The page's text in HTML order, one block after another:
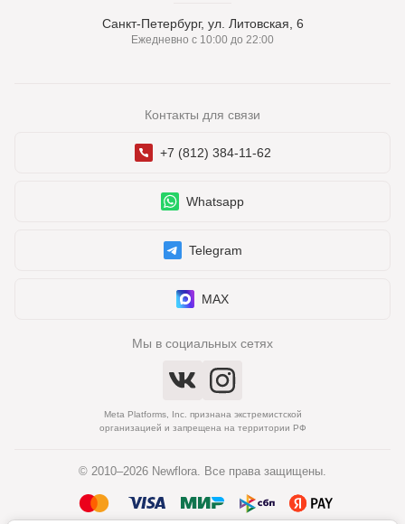
Санкт-Петербург, ул. Литовская, 6
Ежедневно с 10:00 до 22:00
Контакты для связи
+7 (812) 384-11-62
Whatsapp
Telegram
MAX
Мы в социальных сетях
Meta Platforms, Inc. признана экстремистской
организацией и запрещена на территории РФ
© 2010–2026 Newflora. Все права защищены.